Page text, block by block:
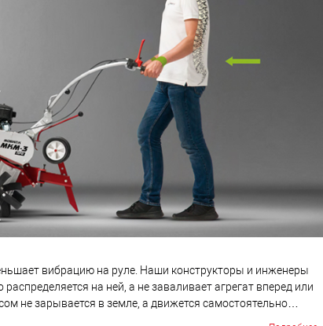
вибрацию на руле. Наши конструкторы и инженеры
на ней, а не заваливает агрегат вперед или
не зарывается в земле, а движется самостоятельно